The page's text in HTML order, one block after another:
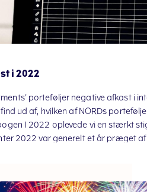
i 2022
porteføljer negative afkast i
ud af, hvilken af NORDs
I 2022 oplevede vi en stærkt
2022 var generelt et år præget